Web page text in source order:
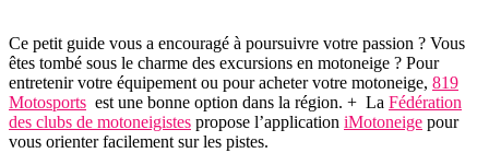
Ce petit guide vous a encouragé à poursuivre votre passion ? Vous
êtes tombé sous le charme des excursions en motoneige ? Pour
entretenir votre équipement ou pour acheter votre motoneige, 819
Motosports est une bonne option dans la région. + La Fédération
des clubs de motoneigistes propose l’application iMotoneige pour
vous orienter facilement sur les pistes.